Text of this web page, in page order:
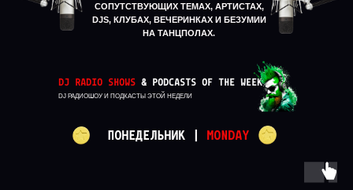
СОПУТСТВУЮЩИХ ТЕМАХ, АРТИСТАХ,
DJS, КЛУБАХ, ВЕЧЕРИНКАХ И БЕЗУМИИ
НА ТАНЦПОЛАХ.
DJ RADIO SHOWS & PODCASTS OF THE WEEK
DJ РАДИОШОУ И ПОДКАСТЫ ЭТОЙ НЕДЕЛИ
ПОНЕДЕЛЬНИК | MONDAY